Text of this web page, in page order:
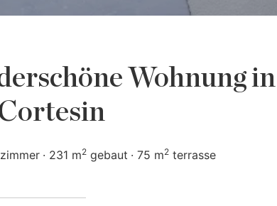
Wohnung in
231 m2gebaut 75 m2terrasse